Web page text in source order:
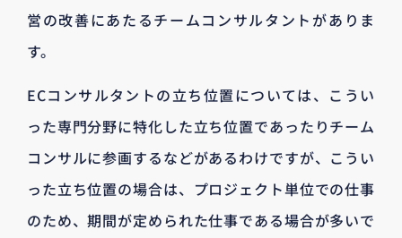
営の改善にあたるチームコンサルタントがありま
す。
ECコンサルタントの立ち位置については、こうい
った専門分野に特化した立ち位置であったりチーム
コンサルに参画するなどがあるわけですが、こうい
った立ち位置の場合は、プロジェクト単位での仕事
のため、期間が定められた仕事である場合が多いで